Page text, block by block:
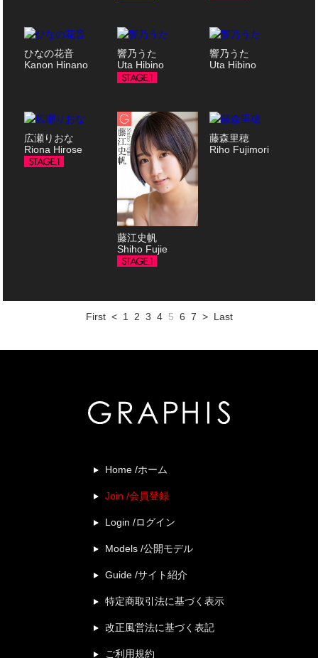
ひなの花音
Kanon Hinano
響乃うた
Uta Hibino
響乃うた
Uta Hibino
広瀬りおな
Riona Hirose
藤江史帆
Shiho Fujie
藤森里穂
Riho Fujimori
First < 1 2 3 4 5 6 7 > Last
Home /ホーム
Join /会員登録
Login /ログイン
Models /公開モデル
Guide /サイト紹介
特定商取引法に基づく表示
改正風営法に基づく表記
ご利用規約